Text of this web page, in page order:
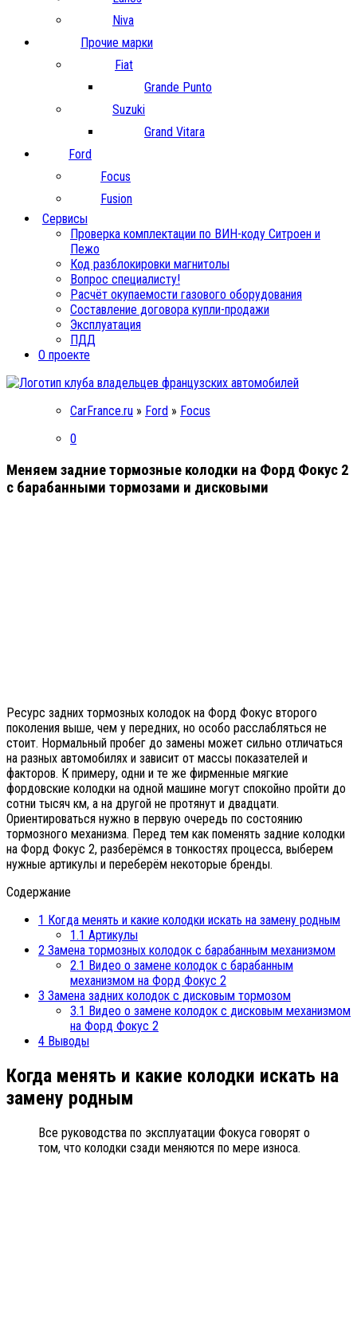
Niva
Прочие марки
Fiat
Grande Punto
Suzuki
Grand Vitara
Ford
Focus
Fusion
Сервисы
Проверка комплектации по ВИН-коду Ситроен и
Пежо
Код разблокировки магнитолы
Вопрос специалисту!
Расчёт окупаемости газового оборудования
Составление договора купли-продажи
Эксплуатация
ПДД
О проекте
CarFrance.ru » Ford » Focus
0
Меняем задние тормозные колодки на Форд Фокус 2
с барабанными тормозами и дисковыми
Ресурс задних тормозных колодок на Форд Фокус второго
поколения выше, чем у передних, но особо расслабляться не
стоит. Нормальный пробег до замены может сильно отличаться
на разных автомобилях и зависит от массы показателей и
факторов. К примеру, одни и те же фирменные мягкие
фордовские колодки на одной машине могут спокойно пройти до
сотни тысяч км, а на другой не протянут и двадцати.
Ориентироваться нужно в первую очередь по состоянию
тормозного механизма. Перед тем как поменять задние колодки
на Форд Фокус 2, разберёмся в тонкостях процесса, выберем
нужные артикулы и переберём некоторые бренды.
Содержание
1 Когда менять и какие колодки искать на замену родным
1.1 Артикулы
2 Замена тормозных колодок с барабанным механизмом
2.1 Видео о замене колодок с барабанным
механизмом на Форд Фокус 2
3 Замена задних колодок с дисковым тормозом
3.1 Видео о замене колодок с дисковым механизмом
на Форд Фокус 2
4 Выводы
Когда менять и какие колодки искать на
замену родным
Все руководства по эксплуатации Фокуса говорят о
том, что колодки сзади меняются по мере износа.